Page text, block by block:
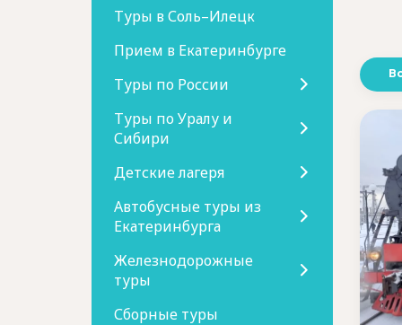
Туры в Соль–Илецк
Прием в Екатеринбурге
Туры по России
Туры по Уралу и
Сибири
Детские лагеря
Автобусные туры из
Екатеринбурга
Железнодорожные
туры
Сборные туры